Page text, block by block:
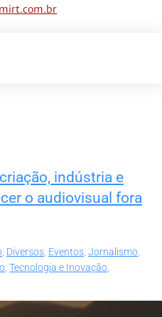
indústria e
o audiovisual fora
, Diversos, Eventos, Jornalismo,
, Tecnologia e Inovação,